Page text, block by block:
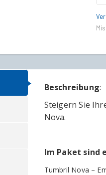
-
Beschreibung:
Steigern Sie
Nova.
Im Paket sind
Tumbril Nova –